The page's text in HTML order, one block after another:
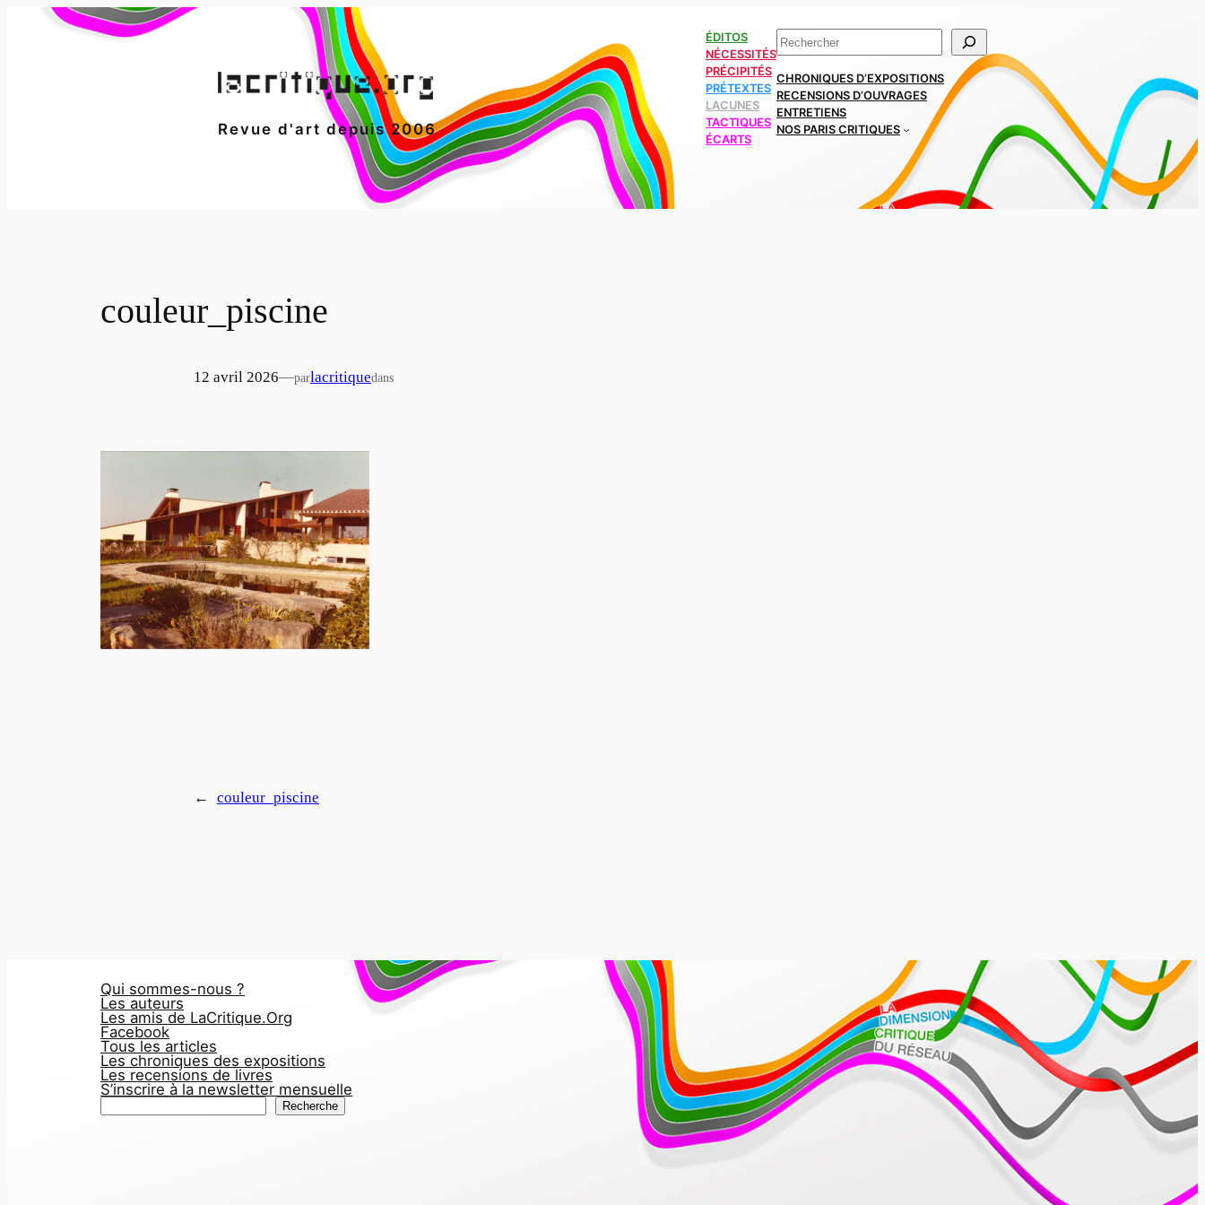
Revue d'art depuis 2006
ÉDITOS
NÉCESSITÉS
PRÉCIPITÉS
PRÉTEXTES
LACUNES
TACTIQUES
ÉCARTS
Rechercher
CHRONIQUES D’EXPOSITIONS
RECENSIONS D’OUVRAGES
ENTRETIENS
NOS PARIS CRITIQUES
couleur_piscine
12 avril 2026—parlacritiquedans
← couleur_piscine
Qui sommes-nous ?
Les auteurs
Les amis de LaCritique.Org
Facebook
Tous les articles
Les chroniques des expositions
Les recensions de livres
S’inscrire à la newsletter mensuelle
Recherche